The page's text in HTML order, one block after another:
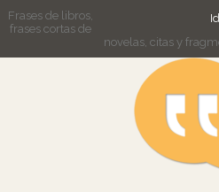
Frases de libros,
frases cortas de
novelas, citas y